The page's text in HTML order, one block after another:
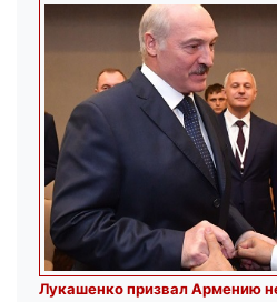
Лукашенко призвал Армению